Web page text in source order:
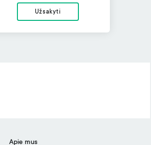
Užsakyti
Apie mus